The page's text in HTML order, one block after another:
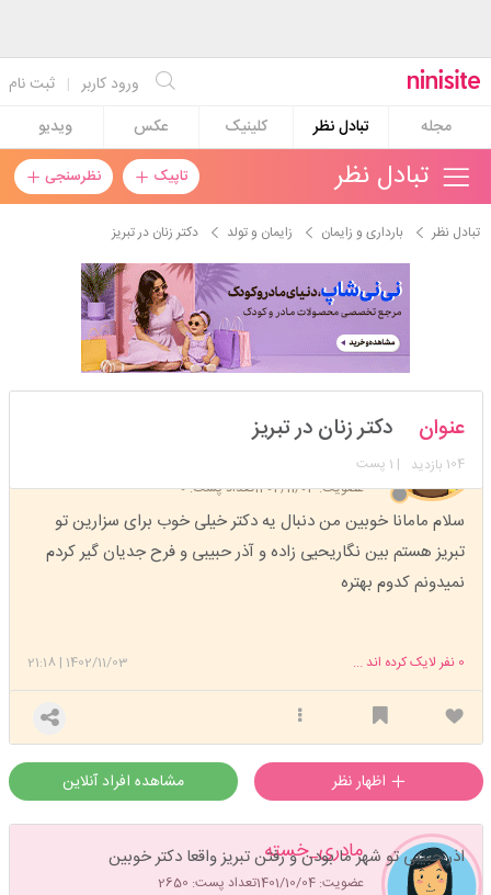
ثبت نام | ورود کاربر
مجله
تبادل نظر کلینیک عکس ویدیو
تاپیک نظرسنجی تبادل نظر
تبادل نظر بارداری و زایمان زایمان و تولد دکتر زنان در تبریز
مامیشش
عضویت: 1402/11/03 تعداد پست: 0
عنوان دکتر زنان در تبریز
104 بازدید | 1 پست
سلام مامانا خوبین من دنبال یه دکتر خیلی خوب برای سزارین تو
تبریز هستم بین نگاریحیی زاده و آذر حبیبی و فرح جدیان گیر کردم
نمیدونم کدوم بهتره
1402/11/03
|
21:18 0 نفر لایک کرده اند ...
مشاهده افراد آنلاین
مادری_خسته
عضویت: 1401/10/04 تعداد پست: 2650
اذر حبیبی تو شهر ما بودن و رفتن تبریز واقعا دکتر خوبین